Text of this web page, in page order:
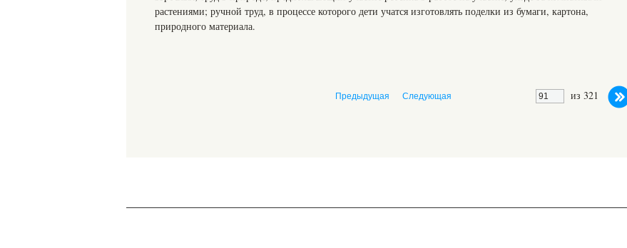
растениями; ручной труд, в процессе которого дети учатся изготовлять поделки из бумаги, картона,
природного материала.
из 321
Предыдущая Следующая